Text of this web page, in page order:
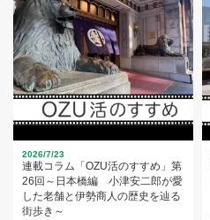
2026/7/23
連載コラム「OZU活のすすめ」第
26回～日本橋編 小津安二郎が愛
した老舗と伊勢商人の歴史を辿る
街歩き～